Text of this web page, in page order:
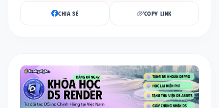
CHIA SẺ COPY LINK